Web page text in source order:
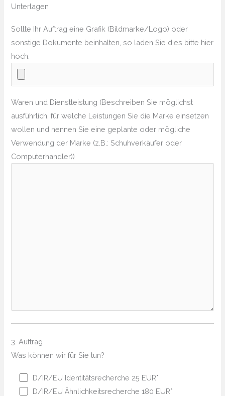
Unterlagen
Sollte Ihr Auftrag eine Grafik (Bildmarke/Logo) oder
sonstige Dokumente beinhalten, so laden Sie dies bitte hier
hoch:
Waren und Dienstleistung (Beschreiben Sie möglichst
ausführlich, für welche Leistungen Sie die Marke einsetzen
wollen und nennen Sie eine geplante oder mögliche
Verwendung der Marke (z.B.: Schuhverkäufer oder
Computerhändler))
3. Auftrag
Was können wir für Sie tun?
D/IR/EU Identitätsrecherche 25 EUR*
D/IR/EU Ähnlichkeitsrecherche 180 EUR*